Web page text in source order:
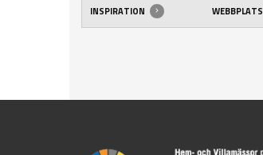
INSPIRATION WEBBPLATS